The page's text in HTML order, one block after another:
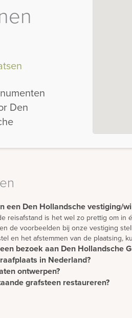
Den
een Den Hollandsche vestiging/
reisafstand is het wel zo prettig om
de voorbeelden bij onze vestiging
en het afstemmen van de plaatsing,
bezoek aan Den Hollandsche
kunt u de vele voorbeelden in één
veel meer. In onze inspiratietuinen in
echt een representatief beeld van de
in Nederland?
extra kosten in heel Nederland.
alle soorten monumenten volgens
ontwerpen?
moet natuurlijk eerst ontworpen
grafsteen restaureren?